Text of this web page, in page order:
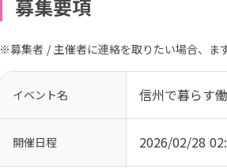
募集要項
※募集者 / 主催者に連絡を取りたい場合、ま
イベント名 信州で暮らす
開催日程 2026/02/28